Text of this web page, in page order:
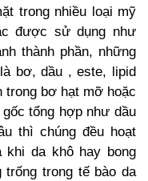
trong nhiều loại mỹ
được sử dụng như
thành phần, những
bơ, dầu , este, lipid
trong bơ hạt mỡ hoặc
tổng hợp như dầu
thì chúng đều hoạt
khi da khô hay bong
trong tế bào da